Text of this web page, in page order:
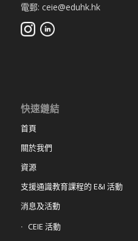
電郵: ceie@eduhk.hk
快速鏈結
首頁
關於我們
資源
支援通識教育課程的 E&I 活動
消息及活動
CEIE 活動